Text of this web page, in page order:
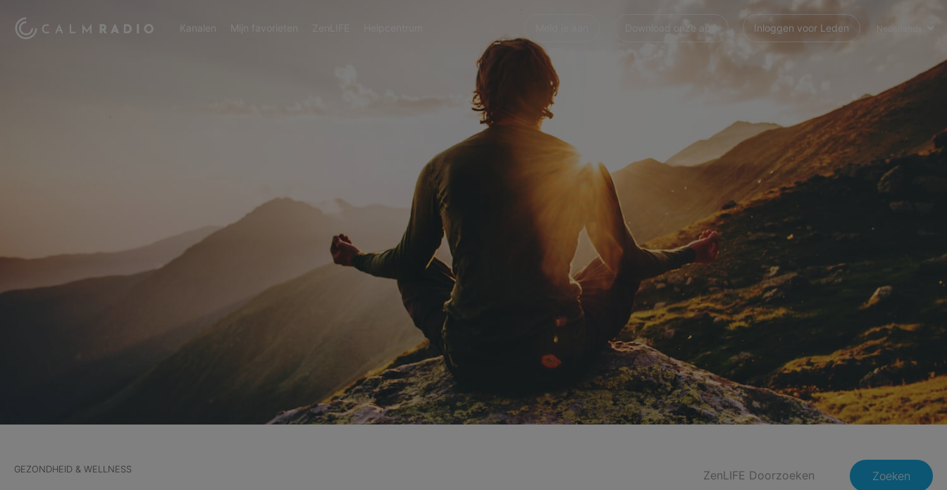
Kanalen Mijn favorieten ZenLIFE Download onze app Inloggen voor Leden Nederlands
GEZONDHEID & WELLNESS Zoeken